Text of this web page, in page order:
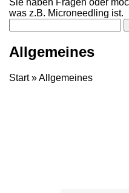
was z.B. Microneedling ist.
Allgemeines
Start»Allgemeines